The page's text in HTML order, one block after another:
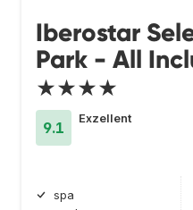
Iberostar
Park - All
★★★★
9.1
Exzellent
spa